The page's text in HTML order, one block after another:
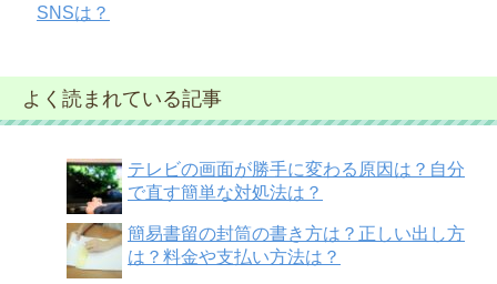
SNSは？
よく読まれている記事
テレビの画面が勝手に変わる原因は？自分
で直す簡単な対処法は？
簡易書留の封筒の書き方は？正しい出し方
は？料金や支払い方法は？